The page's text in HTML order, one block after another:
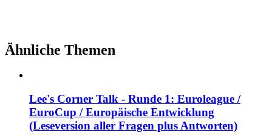
Ähnliche Themen
Lee's Corner Talk - Runde 1: Euroleague /
EuroCup / Europäische Entwicklung
(Leseversion aller Fragen plus Antworten)